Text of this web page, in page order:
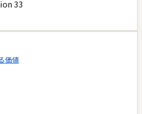
33
価値